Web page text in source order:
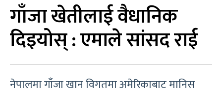
गाँजा खेतीलाई वैधानिक
दिइयोस् : एमाले सांसद राई
नेपालमा गाँजा खान विगतमा अमेरिकाबाट मानिस